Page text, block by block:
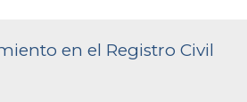
en el Registro Civil